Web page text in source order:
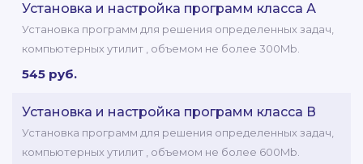
Установка и настройка программ класса А
Установка программ для решения определенных задач,
компьютерных утилит , объемом не более 300Mb.
545 руб.
Установка и настройка программ класса В
Установка программ для решения определенных задач,
компьютерных утилит , объемом не более 600Mb.